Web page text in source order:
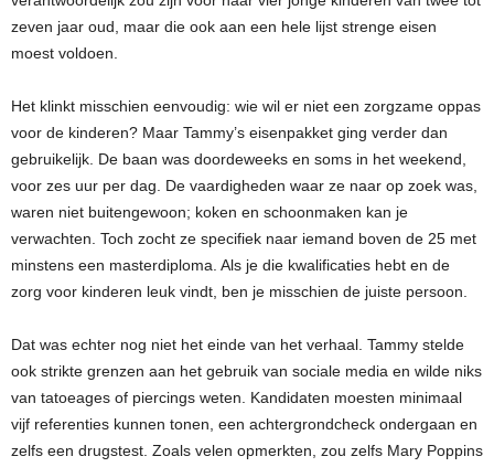
zeven jaar oud, maar die ook aan een hele lijst strenge eisen
moest voldoen.
Het klinkt misschien eenvoudig: wie wil er niet een zorgzame oppas
voor de kinderen? Maar Tammy’s eisenpakket ging verder dan
gebruikelijk. De baan was doordeweeks en soms in het weekend,
voor zes uur per dag. De vaardigheden waar ze naar op zoek was,
waren niet buitengewoon; koken en schoonmaken kan je
verwachten. Toch zocht ze specifiek naar iemand boven de 25 met
minstens een masterdiploma. Als je die kwalificaties hebt en de
zorg voor kinderen leuk vindt, ben je misschien de juiste persoon.
Dat was echter nog niet het einde van het verhaal. Tammy stelde
ook strikte grenzen aan het gebruik van sociale media en wilde niks
van tatoeages of piercings weten. Kandidaten moesten minimaal
vijf referenties kunnen tonen, een achtergrondcheck ondergaan en
zelfs een drugstest. Zoals velen opmerkten, zou zelfs Mary Poppins